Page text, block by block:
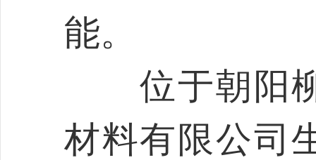
能。
位于朝阳柳
材料有限公司